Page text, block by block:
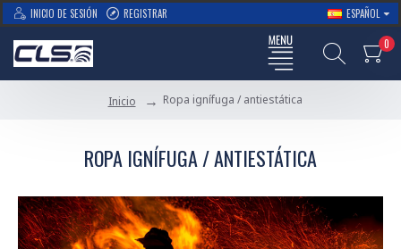
INICIO DE SESIÓN REGISTRAR ESPAÑOL
0
Inicio Ropa ignífuga / antiestática
ROPA IGNÍFUGA / ANTIESTÁTICA